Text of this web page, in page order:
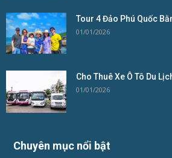
Tour 4 Đảo Phú Quốc
01/01/2026
Cho Thuê Xe Ô Tô Du
01/01/2026
Chuyên mục nổi bật